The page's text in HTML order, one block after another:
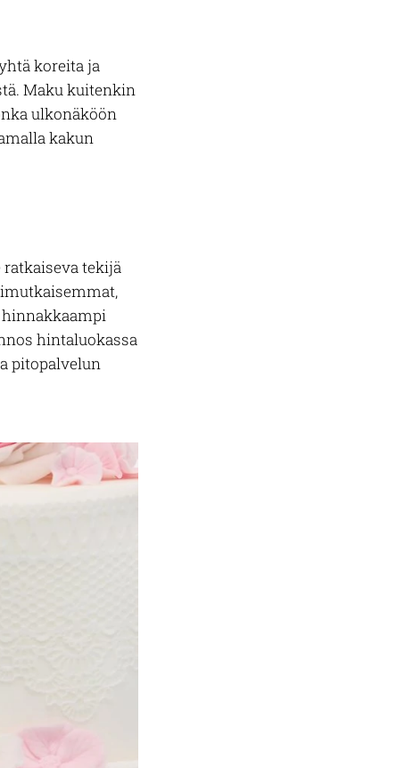
koreita ja
Maku kuitenkin
ulkonäköön
kakun
tekijä
hintaluokassa
pitopalvelun